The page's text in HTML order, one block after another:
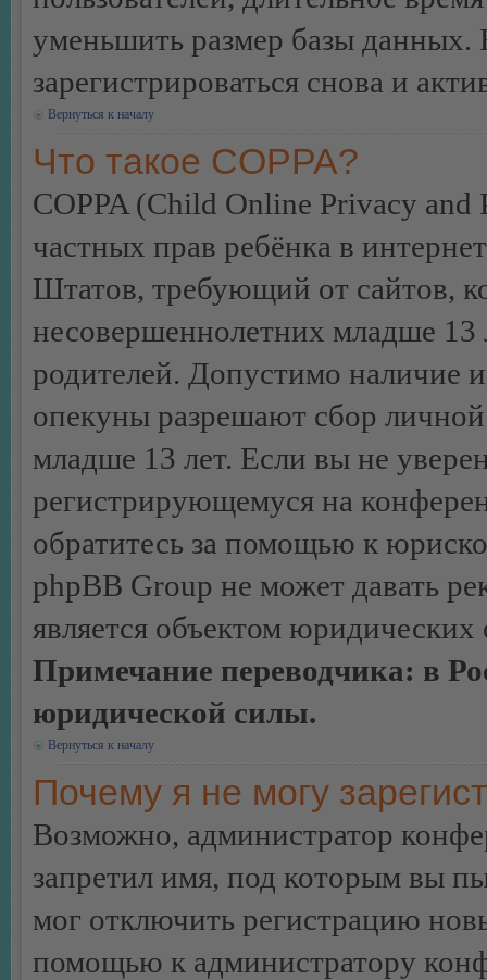
уменьшить размер базы данных.
зарегистрироваться снова и
Вернуться к началу
Что такое COPPA?
COPPA (Child Online Privacy
частных прав ребёнка в
Штатов, требующий от сайтов,
несовершеннолетних младше 13
родителей. Допустимо наличие
опекуны разрешают сбор
младше 13 лет. Если вы не
регистрирующемуся на
обратитесь за помощью к
phpBB Group не может давать
является объектом
Примечание переводчика: в
юридической силы.
Вернуться к началу
Почему я не могу
Возможно, администратор
запретил имя, под которым вы
мог отключить регистрацию
помощью к администратору